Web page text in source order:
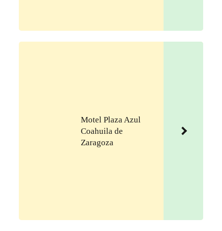
Motel Plaza Azul
Coahuila de
Zaragoza